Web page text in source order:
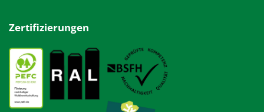
Zertifizierungen